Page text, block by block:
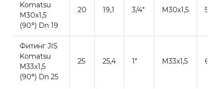
Komatsu
M30x1,5
(90°) Dn 19
20 19,1 3/4" M30x1,5 52,8
Фитинг JIS
Komatsu
M33x1,5
(90°) Dn 25
25 25,4 1" M33x1,5 61,4